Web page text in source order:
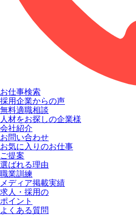
お仕事検索
採用企業からの声
無料適職相談
人材をお探しの企業様
会社紹介
お問い合わせ
お気に入りのお仕事
ご提案
選ばれる理由
職業訓練
メディア掲載実績
求人・採用の
ポイント
よくある質問